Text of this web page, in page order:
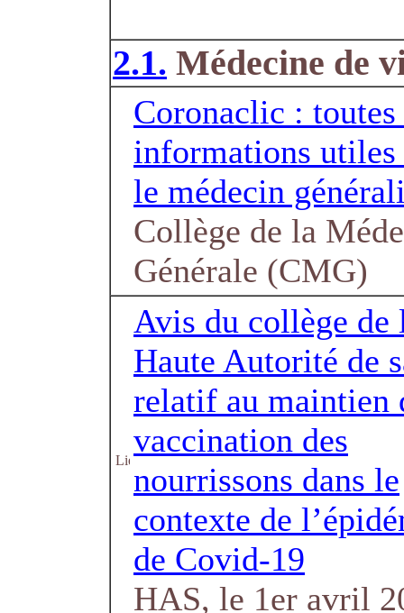
2.1. Médecine de
Coronaclic : toutes
informations utiles
le médecin
Collège de la
Générale (CMG)
Avis du collège de
Haute Autorité de
relatif au maintien
vaccination des
nourrissons dans le
contexte de
de Covid-19
HAS, le 1er avril